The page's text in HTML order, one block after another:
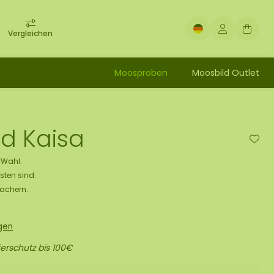
Vergleichen
Moosproben Moosbild Outlet
Kaisa
sind.
bis 100€